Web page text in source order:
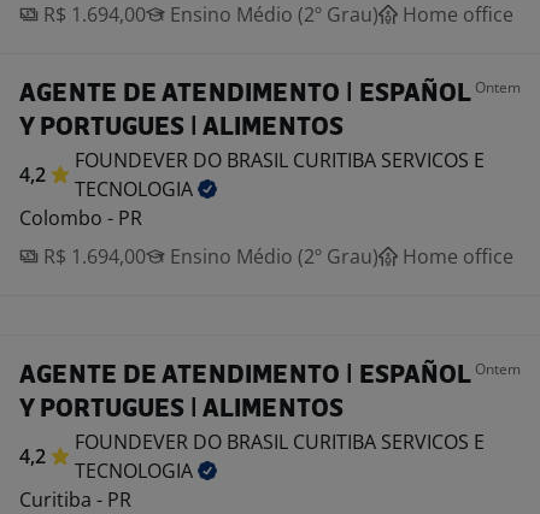
R$ 1.694,00
Ensino Médio (2º Grau) Home office
AGENTE DE ATENDIMENTO | ESPAÑOL
Y PORTUGUES | ALIMENTOS
Ontem
4,2
FOUNDEVER DO BRASIL CURITIBA SERVICOS E
TECNOLOGIA
Colombo - PR
R$ 1.694,00
Ensino Médio (2º Grau) Home office
AGENTE DE ATENDIMENTO | ESPAÑOL
Y PORTUGUES | ALIMENTOS
Ontem
4,2
FOUNDEVER DO BRASIL CURITIBA SERVICOS E
TECNOLOGIA
Curitiba - PR